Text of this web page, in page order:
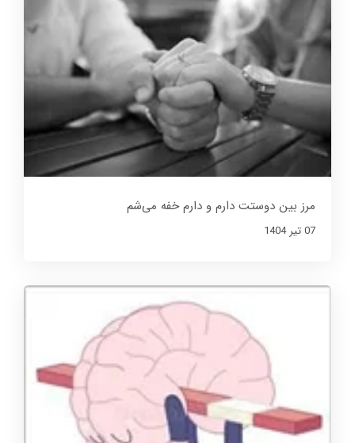
مرز بین دوستت دارم و دارم خفه می‌شم
07 تير 1404